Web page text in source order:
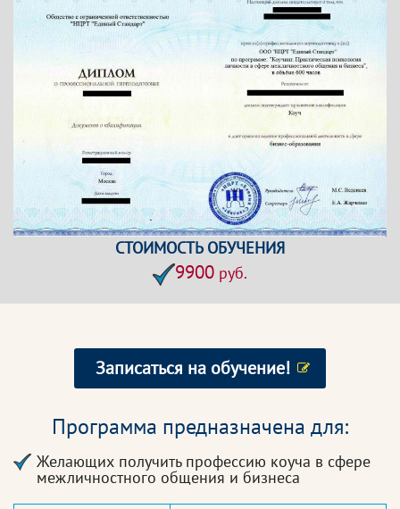
СТОИМОСТЬ ОБУЧЕНИЯ
9900 руб.
Записаться на обучение!
Программа предназначена для:
Желающих получить профессию коуча в сфере
межличностного общения и бизнеса